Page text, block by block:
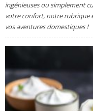
ingénieuses ou simplement
votre confort, notre rubrique
vos aventures domestiques !